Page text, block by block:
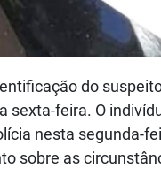
do
feira. O
nesta segunda-
sobre as